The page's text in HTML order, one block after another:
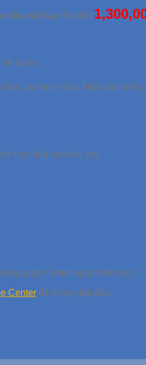
dấu vân tay lên đến
sẽ được:
tôm, áo thun Halo, Nón bảo hiểm,
trực tiếp vào học phí.
Center ngay hôm nay!
Center để được giải đáp.